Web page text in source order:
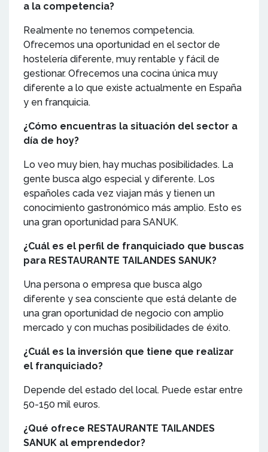
a la competencia?
Realmente no tenemos competencia.
Ofrecemos una oportunidad en el sector de
hostelería diferente, muy rentable y fácil de
gestionar. Ofrecemos una cocina única muy
diferente a lo que existe actualmente en España
y en franquicia.
¿Cómo encuentras la situación del sector a
día de hoy?
Lo veo muy bien, hay muchas posibilidades. La
gente busca algo especial y diferente. Los
españoles cada vez viajan más y tienen un
conocimiento gastronómico más amplio. Esto es
una gran oportunidad para SANUK.
¿Cuál es el perfil de franquiciado que buscas
para RESTAURANTE TAILANDES SANUK?
Una persona o empresa que busca algo
diferente y sea consciente que está delante de
una gran oportunidad de negocio con amplio
mercado y con muchas posibilidades de éxito.
¿Cuál es la inversión que tiene que realizar
el franquiciado?
Depende del estado del local. Puede estar entre
50-150 mil euros.
¿Qué ofrece RESTAURANTE TAILANDES
SANUK al emprendedor?